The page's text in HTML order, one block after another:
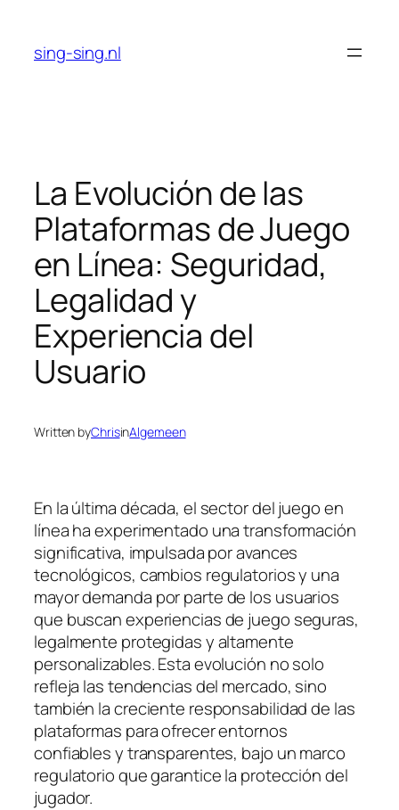
content
sing-sing.nl
La Evolución de las
Plataformas de Juego
en Línea: Seguridad,
Legalidad y
Experiencia del
Usuario
Written byChrisinAlgemeen
En la última década, el sector del juego en
línea ha experimentado una transformación
significativa, impulsada por avances
tecnológicos, cambios regulatorios y una
mayor demanda por parte de los usuarios
que buscan experiencias de juego seguras,
legalmente protegidas y altamente
personalizables. Esta evolución no solo
refleja las tendencias del mercado, sino
también la creciente responsabilidad de las
plataformas para ofrecer entornos
confiables y transparentes, bajo un marco
regulatorio que garantice la protección del
jugador.